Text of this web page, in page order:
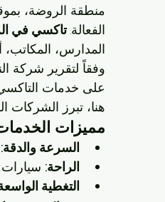
منطقة الروضة،
الفعالة. تاكسي في
المدارس، المكاتب،
على خدمات التاكسي
هنا، تبرز الشركات
مميزات
السرعة والدقة:
الراحة:
التغطية